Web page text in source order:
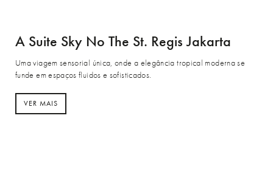
A Suite Sky No The St. Regis Jakarta
Uma viagem sensorial única, onde a elegância tropical moderna se
funde em espaços fluidos e sofisticados.
VER MAIS